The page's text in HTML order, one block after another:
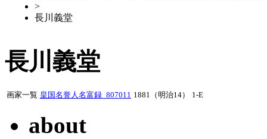
>
長川義堂
長川義堂
画家一覧 皇国名誉人名富録_807011 1881（明治14） 1-E
about